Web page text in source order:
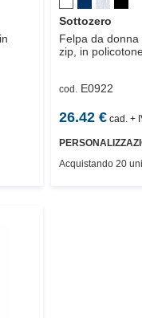
Sottozero
Felpa da
zip, in
cod. E0922
26.42€ cad. +
Acquistando 20